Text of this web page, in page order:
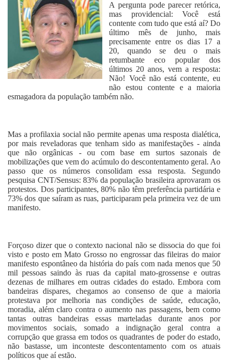
A pergunta pode parecer retórica,
mas providencial: Você está
contente com tudo que está aí? Do
último mês de junho, mais
precisamente entre os dias 17 a
20, quando se deu o mais
retumbante eco popular dos
últimos 20 anos, vem a resposta:
Não! Você não está contente, eu
não estou contente e a maioria
esmagadora da população também não.
Mas a profilaxia social não permite apenas uma resposta dialética,
por mais reveladoras que tenham sido as manifestações - ainda
que não orgânicas - ou com base em surtos sazonais de
mobilizações que vem do acúmulo do descontentamento geral. Ao
passo que os números consolidam essa resposta. Segundo
pesquisa CNT/Sensus: 83% da população brasileira aprovaram os
protestos. Dos participantes, 80% não têm preferência partidária e
73% dos que saíram as ruas, participaram pela primeira vez de um
manifesto.
Forçoso dizer que o contexto nacional não se dissocia do que foi
visto e posto em Mato Grosso no engrossar das fileiras do maior
manifesto espontâneo da história do país com nada menos que 50
mil pessoas saindo às ruas da capital mato-grossense e outras
dezenas de milhares em outras cidades do estado. Embora com
bandeiras dispares, chegamos ao consenso de que a maioria
protestava por melhoria nas condições de saúde, educação,
moradia, além claro contra o aumento nas passagens, bem como
tantas outras bandeiras essas marteladas durante anos por
movimentos sociais, somado a indignação geral contra a
corrupção que grassa em todos os quadrantes de poder do estado,
não bastasse, um inconteste descontentamento com os atuais
políticos que aí estão.